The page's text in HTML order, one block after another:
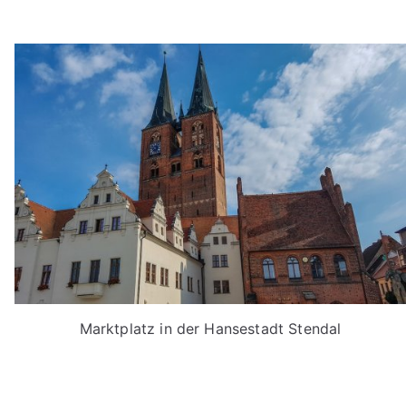
Marktplatz in der Hansestadt Stendal